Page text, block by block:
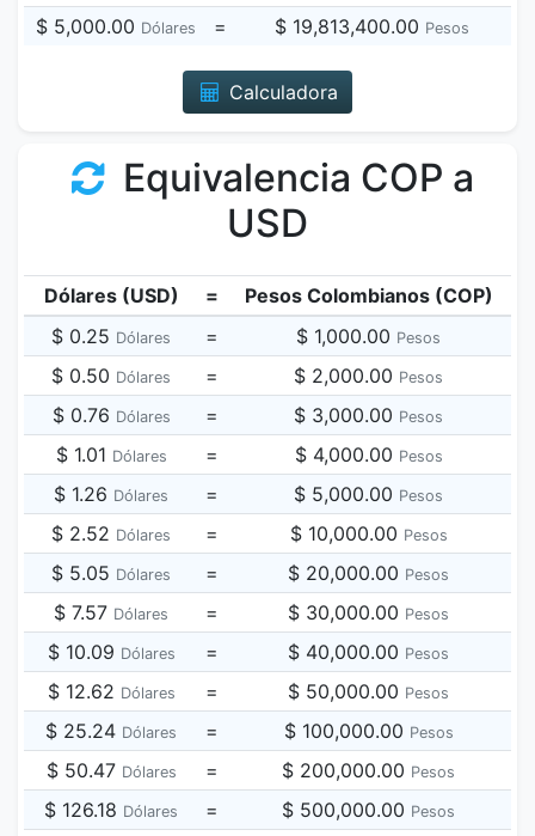
$ 5,000.00 Dólares = $ 19,813,400.00 Pesos
Calculadora
Equivalencia COP a
USD
Dólares (USD) =
Pesos Colombianos (COP)
$ 0.25 Dólares = $ 1,000.00 Pesos
$ 0.50 Dólares = $ 2,000.00 Pesos
$ 0.76 Dólares = $ 3,000.00 Pesos
$ 1.01 Dólares = $ 4,000.00 Pesos
$ 1.26 Dólares = $ 5,000.00 Pesos
$ 2.52 Dólares = $ 10,000.00 Pesos
$ 5.05 Dólares = $ 20,000.00 Pesos
$ 7.57 Dólares = $ 30,000.00 Pesos
$ 10.09 Dólares = $ 40,000.00 Pesos
$ 12.62 Dólares = $ 50,000.00 Pesos
$ 25.24 Dólares = $ 100,000.00 Pesos
$ 50.47 Dólares = $ 200,000.00 Pesos
$ 126.18 Dólares = $ 500,000.00 Pesos